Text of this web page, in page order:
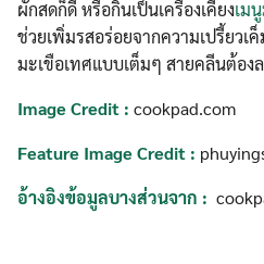
ผักสดก็ดี หรือกินเป็นเครื่องเคียงเม
ช่วยเพิ่มรสอร่อยจากความเปรี้ยวเ
มะเขือเทศแบบเต็มๆ สายคลีนต้อง
Image Credit : cookpad.com
Feature Image Credit :
อ้างอิงข้อมูลบางส่วนจาก :